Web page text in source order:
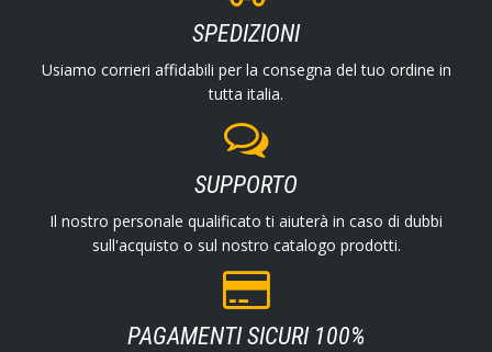
SPEDIZIONI
Usiamo corrieri affidabili per la consegna del tuo ordine in
tutta italia.
SUPPORTO
Il nostro personale qualificato ti aiuterà in caso di dubbi
sull'acquisto o sul nostro catalogo prodotti.
PAGAMENTI SICURI 100%